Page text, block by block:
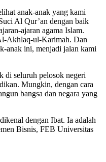
anak-anak yang kami
Al Qur’an dengan baik
ajaran agama Islam.
Akhlaq-ul-Karimah. Dan
anak ini, menjadi jalan kami
di seluruh pelosok negeri
Mungkin, dengan cara
bangsa dan negara yang
dengan Ibat. Ia adalah
Bisnis, FEB Universitas